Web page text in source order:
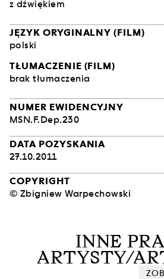
z dźwiękiem
JĘZYK ORYGINALNY (FILM)
polski
TŁUMACZENIE (FILM)
brak tłumaczenia
NUMER EWIDENCYJNY
MSN.F.Dep.230
DATA POZYSKANIA
27.10.2011
COPYRIGHT
© Zbigniew Warpechowski
INNE
ARTYSTY/